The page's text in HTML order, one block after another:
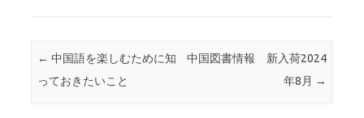
投稿ナビゲーション
← 中国語を楽しむために知
っておきたいこと
中国図書情報 新入荷2024
年8月 →